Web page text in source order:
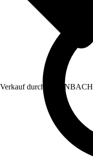
Verkauf durch: HORNBACH